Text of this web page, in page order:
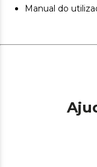
Manual do